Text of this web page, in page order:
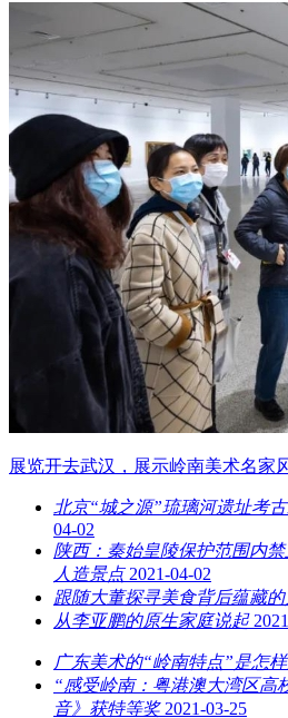
展览开去武汉，展示岭南美术名家
北京“城之源”琉璃河遗址考
04-02
陕西：秦始皇陵保护范围内
人造景点 2021-04-02
跟随大董探寻美食背后蕴藏
从李亚鹏的原生家庭说起
广东美术的“岭南特点”是怎
“感受岭南：粤港澳大湾区高
音》获特等奖 2021-03-25